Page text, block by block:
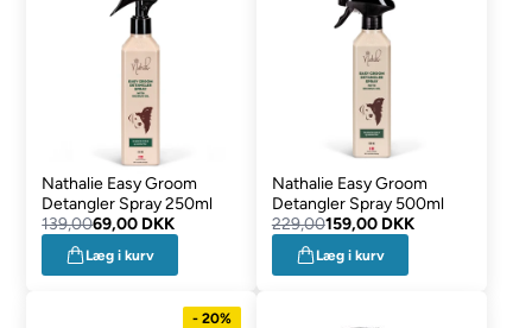
Nathalie Easy Groom
Detangler Spray 250ml
139,0069,00 DKK
Læg i kurv
Nathalie Easy Groom
Detangler Spray 500ml
229,00159,00 DKK
Læg i kurv
- 20%